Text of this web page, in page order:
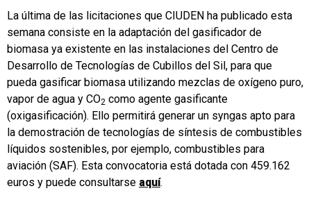
La última de las licitaciones que CIUDEN ha publicado esta
semana consiste en la adaptación del gasificador de
biomasa ya existente en las instalaciones del Centro de
Desarrollo de Tecnologías de Cubillos del Sil, para que
pueda gasificar biomasa utilizando mezclas de oxígeno puro,
vapor de agua y CO2 como agente gasificante
(oxigasificación). Ello permitirá generar un syngas apto para
la demostración de tecnologías de síntesis de combustibles
líquidos sostenibles, por ejemplo, combustibles para
aviación (SAF). Esta convocatoria está dotada con 459.162
euros y puede consultarse aquí.